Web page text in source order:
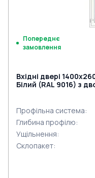
Попереднє
замовлення
Вхідні двері
Білий (RAL 9016) з
Профільна система:
Глибина профілю:
Ущільнення:
Склопакет: